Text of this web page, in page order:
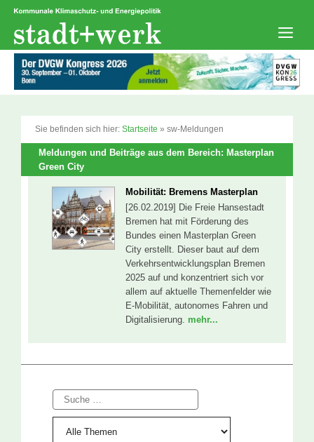
Zum
springen
Sie befinden sich hier: Startseite » sw-Meldungen
Meldungen und Beiträge aus dem Bereich: Masterplan
Green City
Mobilität: Bremens Masterplan
[26.02.2019] Die Freie Hansestadt
Bremen hat mit Förderung des
Bundes einen Masterplan Green
City erstellt. Dieser baut auf dem
Verkehrsentwicklungsplan Bremen
2025 auf und konzentriert sich vor
allem auf aktuelle Themenfelder wie
E-Mobilität, autonomes Fahren und
Digitalisierung. mehr...
Suche